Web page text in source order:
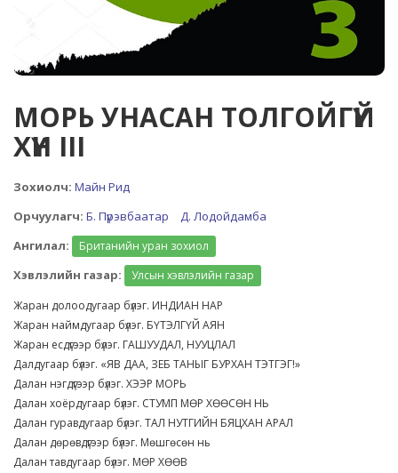
МОРЬ УНАСАН ТОЛГОЙГҮЙ
ХҮН III
Зохиолч: Майн Рид
Орчуулагч: Б. Пүрэвбаатар
Д. Лодойдамба
Ангилал:
Британийн уран зохиол
Хэвлэлийн газар:
Улсын хэвлэлийн газар
Жаран долоодугаар бүлэг. ИНДИАН НАР
Жаран наймдугаар бүлэг. БҮТЭЛГҮЙ АЯН
Жаран есдүгээр бүлэг. ГАШУУДАЛ, НУУЦЛАЛ
Далдугаар бүлэг. «ЯВ ДАА, ЗЕБ ТАНЫГ БУРХАН ТЭТГЭГ!»
Далан нэгдүгээр бүлэг. ХЭЭР МОРЬ
Далан хоёрдугаар бүлэг. СТУМП МӨР ХӨӨСӨН НЬ
Далан гуравдугаар бүлэг. ТАЛ НУТГИЙН БЯЦХАН АРАЛ
Далан дөрөвдүгээр бүлэг. Мөшгөсөн нь
Далан тавдугаар бүлэг. МӨР ХӨӨВ